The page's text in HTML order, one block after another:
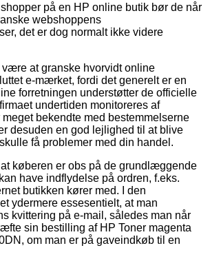
på en HP online butik bør de når
webshoppens
det er dog normalt ikke videre
være at granske hvorvidt online
e-mærket, fordi det generelt er en
forretningen understøtter de officielle
undertiden monitoreres af
bekendte med bestemmelserne
desuden en god lejlighed til at blive
få problemer med din handel.
køberen er obs på de grundlæggende
have indflydelse på ordren, f.eks.
butikken kører med. I den
ydermere essesentielt, at man
kvittering på e-mail, således man når
sin bestilling af HP Toner magenta
om man er på gaveindkøb til en